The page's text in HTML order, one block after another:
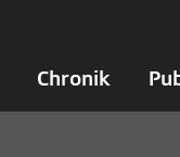
Chronik